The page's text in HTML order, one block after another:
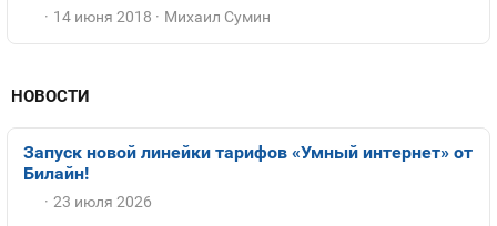
14 июня 2018 Михаил Сумин
НОВОСТИ
Запуск новой линейки тарифов «Умный интернет» от
Билайн!
23 июля 2026